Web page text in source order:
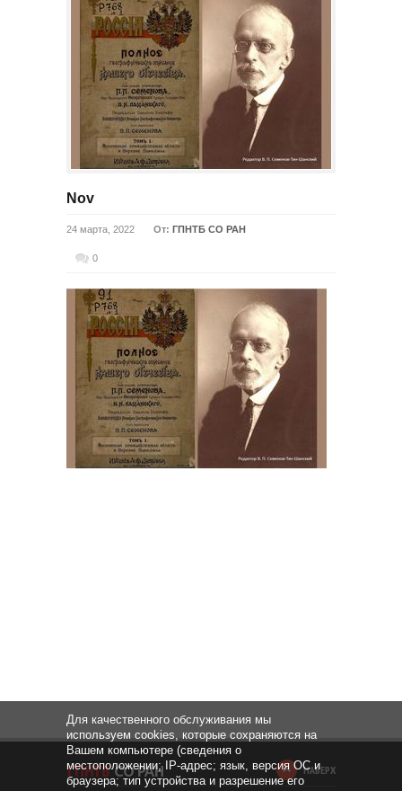
Nov
24 марта, 2022 От: ГПНТБ СО РАН
0
НАВЕРХ
Для качественного обслуживания мы
используем cookies, которые сохраняются на
Вашем компьютере (сведения о
местоположении; IP-адрес; язык, версия ОС и
браузера; тип устройства и разрешение его